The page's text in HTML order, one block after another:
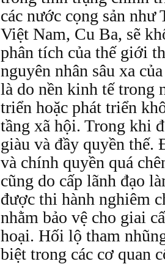
các nước cọng sản như
Việt Nam, Cu Ba, sẽ
phân tích của thế giới
nguyên nhân sâu xa
là do nền kinh tế trong
triển hoặc phát triển
tầng xã hội. Trong khi
giàu và đầy quyền
và chính quyền quá
cũng do cấp lãnh đạo
được thi hành nghiêm
nhằm bảo vệ cho giai
hoại. Hối lộ tham
biệt trong các cơ quan